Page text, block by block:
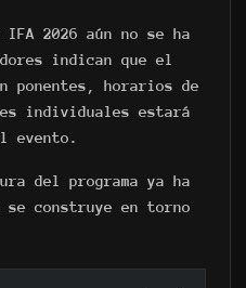
IFA 2026 aún no se ha
indican que el
ponentes, horarios de
individuales estará
evento.
del programa ya ha
se construye en torno